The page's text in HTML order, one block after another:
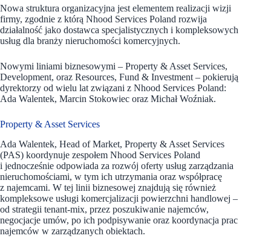
Nowa struktura organizacyjna jest elementem realizacji wizji
firmy, zgodnie z którą Nhood Services Poland rozwija
działalność jako dostawca specjalistycznych i kompleksowych
usług dla branży nieruchomości komercyjnych.
Nowymi liniami biznesowymi – Property & Asset Services,
Development, oraz Resources, Fund & Investment – pokierują
dyrektorzy od wielu lat związani z Nhood Services Poland:
Ada Walentek, Marcin Stokowiec oraz Michał Woźniak.
Property & Asset Services
Ada Walentek, Head of Market, Property & Asset Services
(PAS) koordynuje zespołem Nhood Services Poland
i jednocześnie odpowiada za rozwój oferty usług zarządzania
nieruchomościami, w tym ich utrzymania oraz współpracę
z najemcami. W tej linii biznesowej znajdują się również
kompleksowe usługi komercjalizacji powierzchni handlowej –
od strategii tenant-mix, przez poszukiwanie najemców,
negocjacje umów, po ich podpisywanie oraz koordynacja prac
najemców w zarządzanych obiektach.